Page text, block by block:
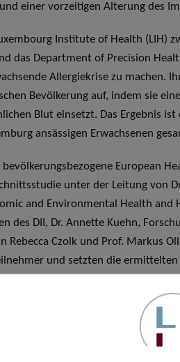
einer vorzeitigen Alterung des
Institute of Health (LIH)
das Department of Precision
Allergiekrise zu machen.
Bevölkerung auf, indem sie
Blut einsetzt. Das Ergebnis
ansässigen Erwachsenen
European
unter der Leitung von
and Environmental Health and
des DII, Dr. Annette Kuehn,
Czolk und Prof. Markus
und setzten die
Gesundheits- und
Teilnehmer gaben an, eine
getestet, was auf eine
Gräserpollen und